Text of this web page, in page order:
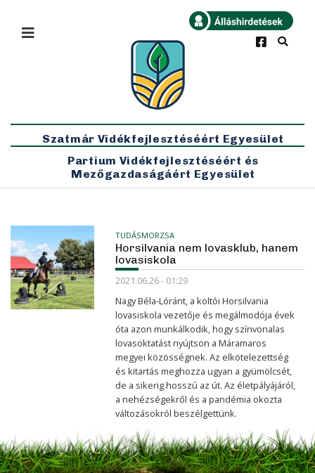
Legfrissebb
×
Szatmár Vidékfejlesztéséért Egyesület
Partium Vidékfejlesztéséért és
Mezőgazdaságáért Egyesület
TUDÁSMORZSA
Horsilvania nem lovasklub, hanem
lovasiskola
2021.06.26 - 01:29
Nagy Béla-Lóránt, a koltói Horsilvania
lovasiskola vezetője és megálmodója évek
óta azon munkálkodik, hogy színvonalas
lovasoktatást nyújtson a Máramaros
megyei közösségnek. Az elkötelezettség
és kitartás meghozza ugyan a gyümölcsét,
de a sikerig hosszú az út. Az életpályájáról,
a nehézségekről és a pandémia okozta
változásokról beszélgettünk.